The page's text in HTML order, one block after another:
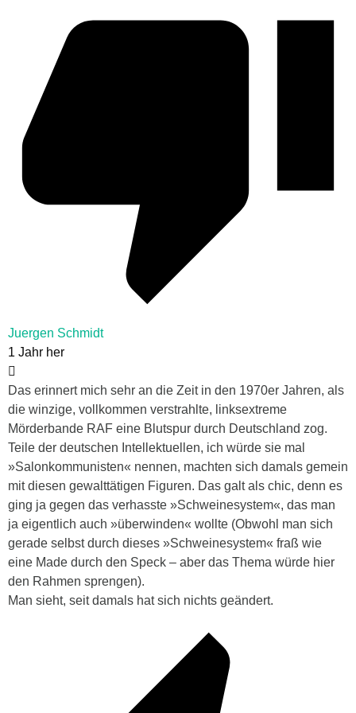
Juergen Schmidt
1 Jahr her
Das erinnert mich sehr an die Zeit in den 1970er Jahren, als
die winzige, vollkommen verstrahlte, linksextreme
Mörderbande RAF eine Blutspur durch Deutschland zog.
Teile der deutschen Intellektuellen, ich würde sie mal
»Salonkommunisten« nennen, machten sich damals gemein
mit diesen gewalttätigen Figuren. Das galt als chic, denn es
ging ja gegen das verhasste »Schweinesystem«, das man
ja eigentlich auch »überwinden« wollte (Obwohl man sich
gerade selbst durch dieses »Schweinesystem« fraß wie
eine Made durch den Speck – aber das Thema würde hier
den Rahmen sprengen).
Man sieht, seit damals hat sich nichts geändert.